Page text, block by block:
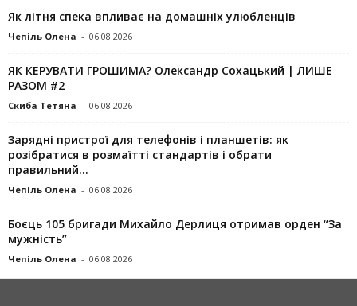
Як літня спека впливає на домашніх улюбленців
Чепіль Олена - 06.08.2026
ЯК КЕРУВАТИ ГРОШИМА? Олександр Сохацький | ЛИШЕ
РАЗОМ #2
Скиба Тетяна - 06.08.2026
Зарядні пристрої для телефонів і планшетів: як
розібратися в розмаїтті стандартів і обрати
правильний...
Чепіль Олена - 06.08.2026
Боєць 105 бригади Михайло Дерлиця отримав орден “За
мужність”
Чепіль Олена - 06.08.2026